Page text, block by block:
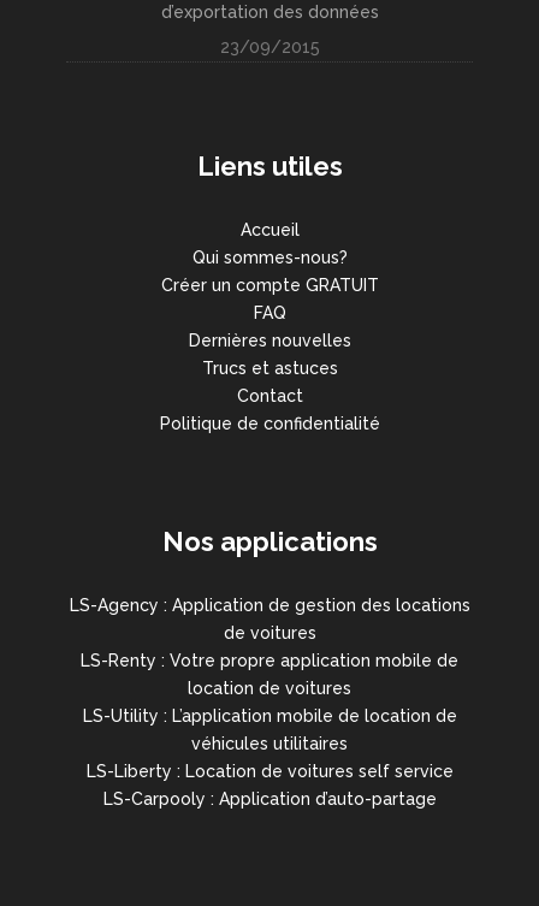
d’exportation des données
23/09/2015
Liens utiles
Accueil
Qui sommes-nous?
Créer un compte GRATUIT
FAQ
Dernières nouvelles
Trucs et astuces
Contact
Politique de confidentialité
Nos applications
LS-Agency : Application de gestion des locations
de voitures
LS-Renty : Votre propre application mobile de
location de voitures
LS-Utility : L’application mobile de location de
véhicules utilitaires
LS-Liberty : Location de voitures self service
LS-Carpooly : Application d’auto-partage